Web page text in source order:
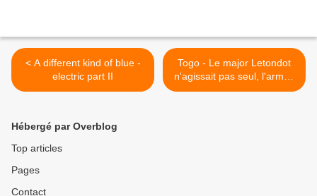
< A different kind of blue -
electric part II
Togo - Le major Letondot
n'agissait pas seul, l'armée
française et sa femme le
Hébergé par Overblog
Top articles
Pages
Contact